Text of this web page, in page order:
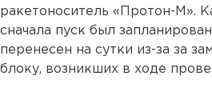
ракетоноситель «Протон-М».
сначала пуск был
перенесен на сутки из-за за
блоку, возникших в ходе